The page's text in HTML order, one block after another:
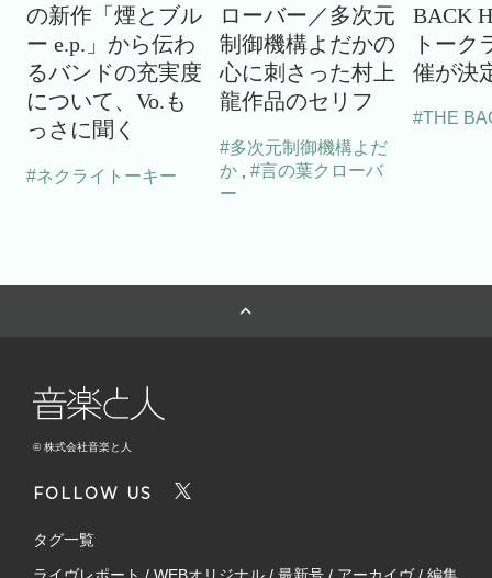
の新作「煙とブル
ー e.p.」から伝わ
るバンドの充実度
について、Vo.も
っさに聞く
#ネクライトーキー
ローバー／多次元
制御機構よだかの
心に刺さった村上
龍作品のセリフ
#多次元制御機構よだ
か
#言の葉クローバ
ー
BACK
トーク
催が決
#THE
© 株式会社音楽と人
FOLLOW US
タグ一覧
ライヴレポート / WEBオリジナル / 最新号 / アーカイヴ/ 編集